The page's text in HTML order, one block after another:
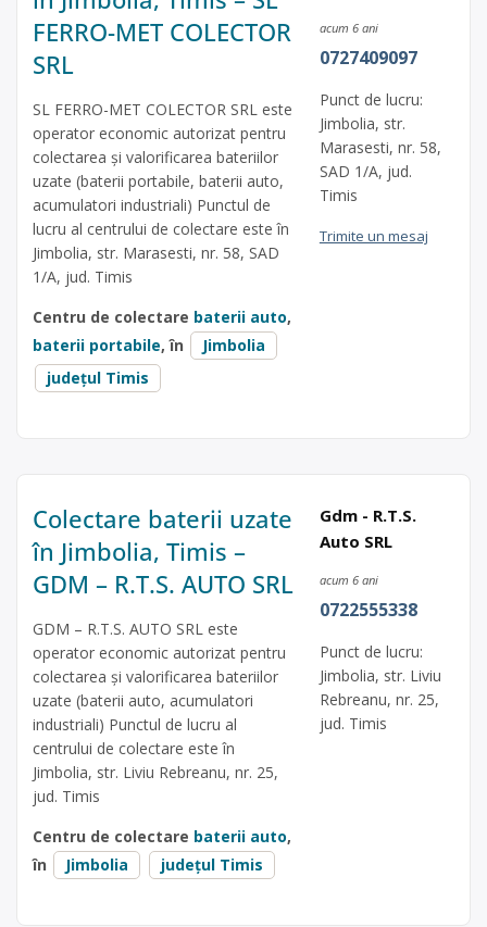
FERRO-MET COLECTOR
SRL
SL FERRO-MET COLECTOR SRL este
operator economic autorizat pentru
colectarea și valorificarea bateriilor
uzate (baterii portabile, baterii auto,
acumulatori industriali) Punctul de
lucru al centrului de colectare este în
Jimbolia, str. Marasesti, nr. 58, SAD
1/A, jud. Timis
Centru de colectare baterii auto,
baterii portabile, în
Jimbolia
județul Timis
acum 6 ani
0727409097
Punct de lucru:
Jimbolia, str.
Marasesti, nr. 58,
SAD 1/A, jud.
Timis
Trimite un mesaj
Colectare baterii uzate
în Jimbolia, Timis –
GDM – R.T.S. AUTO SRL
GDM – R.T.S. AUTO SRL este
operator economic autorizat pentru
colectarea și valorificarea bateriilor
uzate (baterii auto, acumulatori
industriali) Punctul de lucru al
centrului de colectare este în
Jimbolia, str. Liviu Rebreanu, nr. 25,
jud. Timis
Centru de colectare baterii auto,
în
Jimbolia județul Timis
Gdm - R.T.S.
Auto SRL
acum 6 ani
0722555338
Punct de lucru:
Jimbolia, str. Liviu
Rebreanu, nr. 25,
jud. Timis